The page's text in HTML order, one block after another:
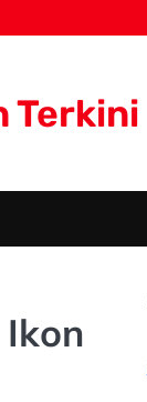
Terkini